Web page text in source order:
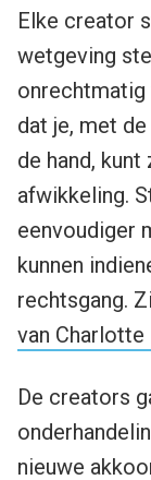
Elke creator
wetgeving
dat je, met
de hand,
afwikkeling.
eenvoudiger
kunnen
rechtsgang.
van
De creators
nieuwe